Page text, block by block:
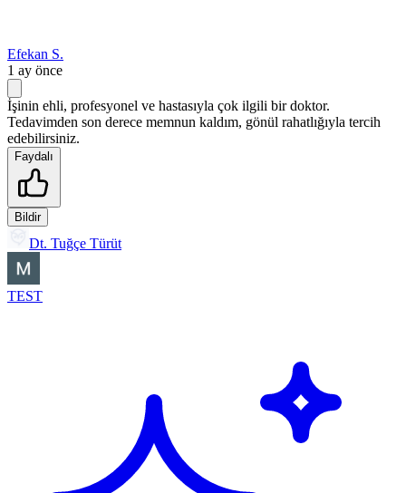
Efekan S.
1 ay önce
İşinin ehli, profesyonel ve hastasıyla çok ilgili bir doktor.
Tedavimden son derece memnun kaldım, gönül rahatlığıyla tercih
edebilirsiniz.
Faydalı
Bildir
Dt. Tuğçe Türüt
TEST